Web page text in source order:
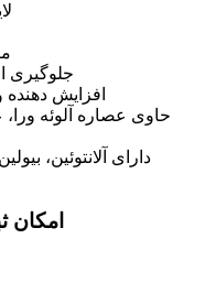
جلوگیری
افزایش
حاوی عصاره آلوئه ورا،
دارای آلانتوئین،
امکان